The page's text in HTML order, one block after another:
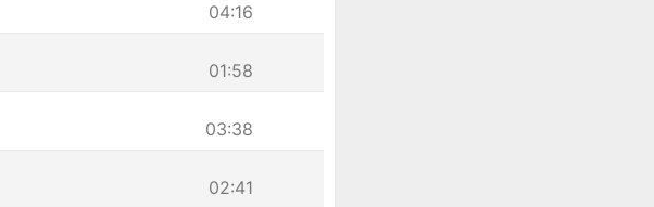
04:16
01:58
03:38
02:41